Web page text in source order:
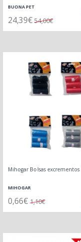
BUONA PET
24,39€ 54,00€
Mihogar Bolsas excrementos
MIHOGAR
0,66€ 1,10€